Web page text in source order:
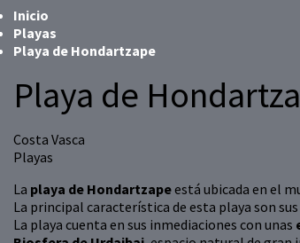
Inicio
Playas
Playa de Hondartzape
Playa de
Costa Vasca
Playas
La playa de Hondartzapeestá ubicada en el
La principal característica de esta playa son
La playa cuenta en sus inmediaciones con unas